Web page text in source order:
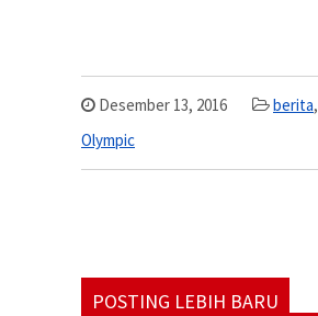
Desember 13, 2016 berita,
Olympic
POSTING LEBIH BARU